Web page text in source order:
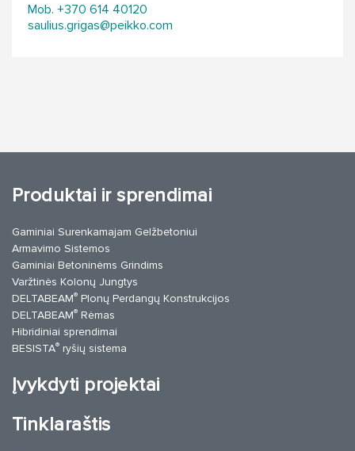
Mob. +370 614 40120
saulius.grigas@peikko.com
Produktai ir sprendimai
Gaminiai Surenkamajam Gelžbetoniui
Armavimo Sistemos
Gaminiai Betoninėms Grindims
Varžtinės Kolonų Jungtys
DELTABEAM® Plonų Perdangų Konstrukcijos
DELTABEAM® Rėmas
Hibridiniai sprendimai
BESISTA® ryšių sistema
Įvykdyti projektai
Tinklaraštis